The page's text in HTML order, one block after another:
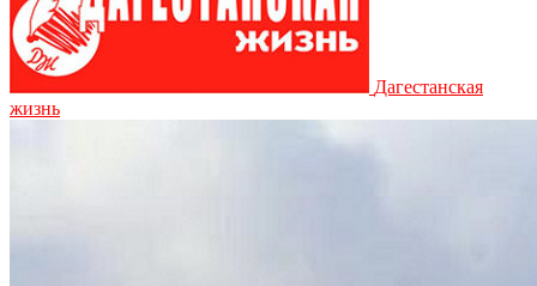
Дагестанская
жизнь